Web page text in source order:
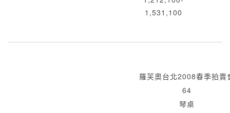
1,531,100
羅芙奧台北2008春季拍賣
64
琴桌